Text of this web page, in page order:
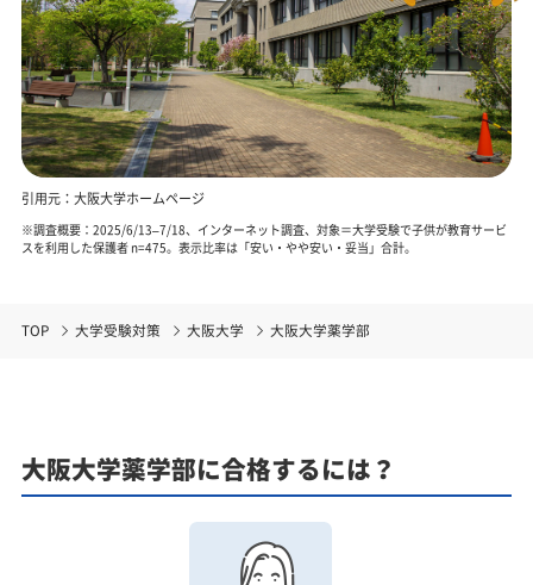
引用元：大阪大学ホームページ
※調査概要：2025/6/13–7/18、インターネット調査、対象＝大学受験で子供が教育サービ
スを利用した保護者 n=475。表示比率は「安い・やや安い・妥当」合計。
TOP 大学受験対策 大阪大学 大阪大学薬学部
大阪大学薬学部に合格するには？